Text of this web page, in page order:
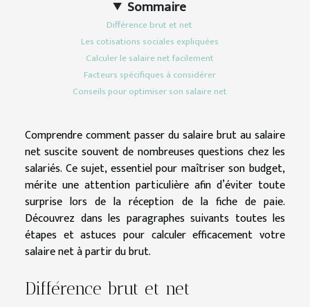
Sommaire
Différence brut et net
Les cotisations sociales expliquées
Calculer le salaire net facilement
Facteurs spécifiques à considérer
Conseils pour optimiser son salaire net
Comprendre comment passer du salaire brut au salaire
net suscite souvent de nombreuses questions chez les
salariés. Ce sujet, essentiel pour maîtriser son budget,
mérite une attention particulière afin d’éviter toute
surprise lors de la réception de la fiche de paie.
Découvrez dans les paragraphes suivants toutes les
étapes et astuces pour calculer efficacement votre
salaire net à partir du brut.
Différence brut et net